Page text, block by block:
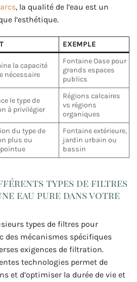
, la qualité de l’eau est un
l’esthétique.
EXEMPLE
la capacité
nécessaire
Fontaine Oase pour
grands espaces
publics
le type de
à privilégier
Régions calcaires
vs régions
organiques
du type de
plus ou
Fontaine extérieure,
jardin urbain ou
bassin
types de filtres
eau pure dans votre
types de filtres pour
des mécanismes spécifiques
exigences de filtration.
technologies permet de
et d’optimiser la durée de vie et